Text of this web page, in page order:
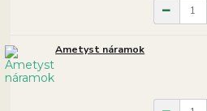
Ametyst náramok